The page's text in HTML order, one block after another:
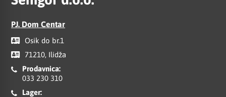
PJ. Dom Centar
Osik do br.1
71210, Ilidža
Prodavnica:
033 230 310
Lager: